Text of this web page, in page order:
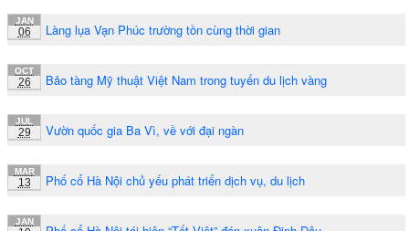
JAN
06 Làng lụa Vạn Phúc trường tồn cùng thời gian
OCT
26 Bảo tàng Mỹ thuật Việt Nam trong tuyến du lịch vàng
JUL
29 Vườn quốc gia Ba Vì, về với đại ngàn
MAR
13 Phố cổ Hà Nội chủ yếu phát triển dịch vụ, du lịch
JAN